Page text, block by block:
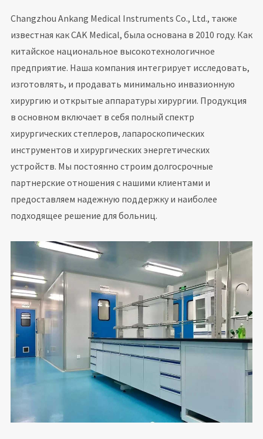
Changzhou Ankang Medical Instruments Co., Ltd., также
известная как CAK Medical, была основана в 2010 году. Как
китайское национальное высокотехнологичное
предприятие. Наша компания интегрирует исследовать,
изготовлять, и продавать минимально инвазионную
хирургию и открытые аппаратуры хирургии. Продукция
в основном включает в себя полный спектр
хирургических степлеров, лапароскопических
инструментов и хирургических энергетических
устройств. Мы постоянно строим долгосрочные
партнерские отношения с нашими клиентами и
предоставляем надежную поддержку и наиболее
подходящее решение для больниц.